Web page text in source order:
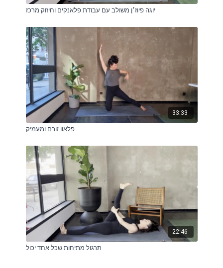
יוגה פיוז׳ן משולב עם עבודת פלאנקים וחיזוק מרכז
33:33
פלאוו זורם ומעמיק
22:46
תרגול מתיחות שכל אחד יכול